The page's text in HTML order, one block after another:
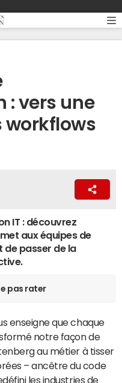
: vers une
workflows
IT : découvrez
aux équipes de
de passer de la
pas rater
enseigne que chaque
notre façon de
au métier à tisser
– ancêtre du code
les industries de